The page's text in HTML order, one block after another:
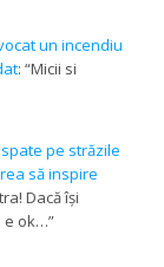
un incendiu
: “Micii si
pe străzile
să inspire
Dacă își
e ok…”